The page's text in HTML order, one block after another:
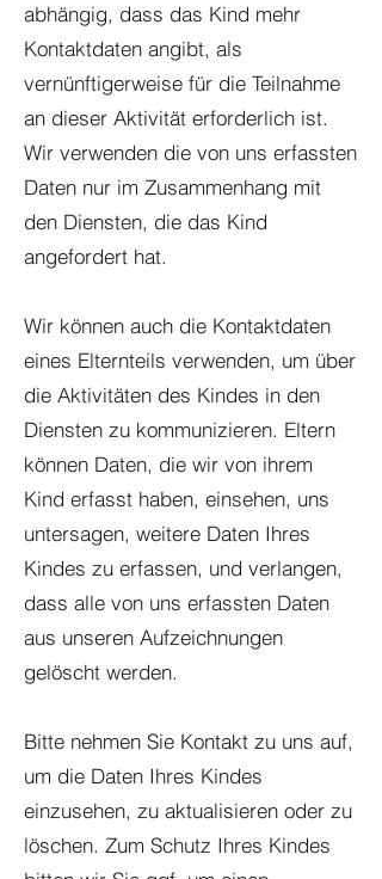
abhängig, dass das Kind mehr
Kontaktdaten angibt, als
vernünftigerweise für die Teilnahme
an dieser Aktivität erforderlich ist.
Wir verwenden die von uns erfassten
Daten nur im Zusammenhang mit
den Diensten, die das Kind
angefordert hat.
Wir können auch die Kontaktdaten
eines Elternteils verwenden, um über
die Aktivitäten des Kindes in den
Diensten zu kommunizieren. Eltern
können Daten, die wir von ihrem
Kind erfasst haben, einsehen, uns
untersagen, weitere Daten Ihres
Kindes zu erfassen, und verlangen,
dass alle von uns erfassten Daten
aus unseren Aufzeichnungen
gelöscht werden.
Bitte nehmen Sie Kontakt zu uns auf,
um die Daten Ihres Kindes
einzusehen, zu aktualisieren oder zu
löschen. Zum Schutz Ihres Kindes